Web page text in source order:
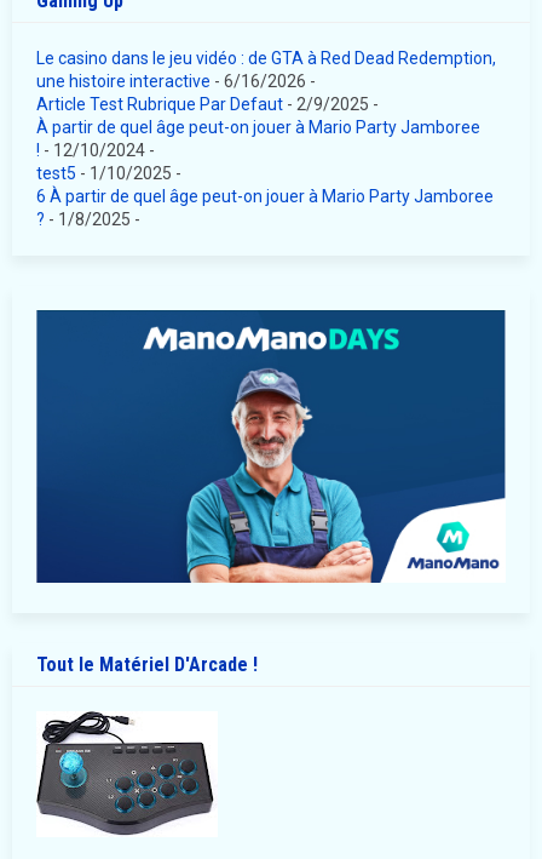
Le casino dans le jeu vidéo : de GTA à Red Dead Redemption,
une histoire interactive - 6/16/2026 -
Article Test Rubrique Par Defaut - 2/9/2025 -
À partir de quel âge peut-on jouer à Mario Party Jamboree
! - 12/10/2024 -
test5 - 1/10/2025 -
6 À partir de quel âge peut-on jouer à Mario Party Jamboree
? - 1/8/2025 -
Tout le Matériel D'Arcade !